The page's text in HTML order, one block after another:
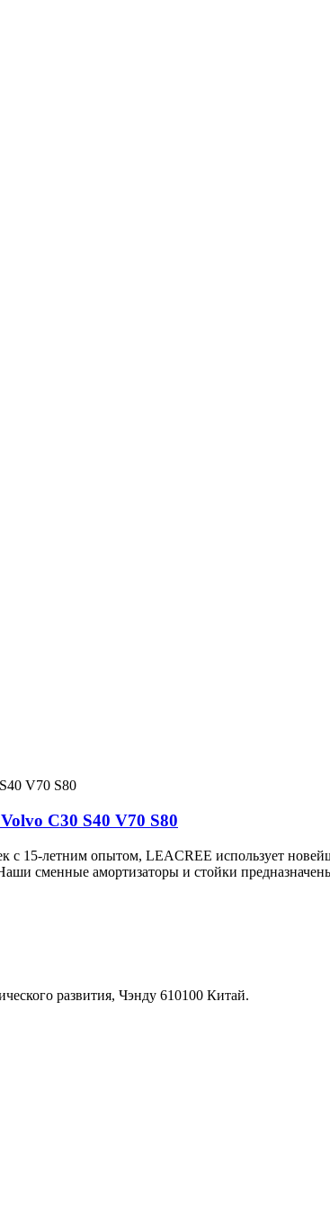
C30 S40 V70 S80
с 15-летним опытом, LEACREE использует
сменные амортизаторы и стойки
развития, Чэнду 610100 Китай.